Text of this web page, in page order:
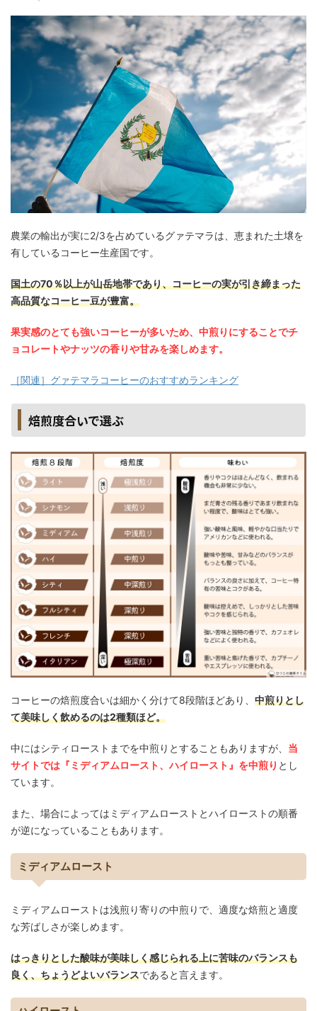
農業の輸出が実に2/3を占めているグァテマラは、恵まれた土壌を
有しているコーヒー生産国です。
国土の70％以上が山岳地帯であり、コーヒーの実が引き締まった
高品質なコーヒー豆が豊富。
果実感のとても強いコーヒーが多いため、中煎りにすることでチ
ョコレートやナッツの香りや甘みを楽しめます。
［関連］グァテマラコーヒーのおすすめランキング
焙煎度合いで選ぶ
コーヒーの焙煎度合いは細かく分けて8段階ほどあり、 中煎りとし
て美味しく飲めるのは2種類ほど。
中にはシティローストまでを中煎りとすることもありますが、 当
サイトでは『ミディアムロースト、ハイロースト』を中煎り とし
ています。
また、場合によってはミディアムローストとハイローストの順番
が逆になっていることもあります。
ミディアムロースト
ミディアムローストは浅煎り寄りの中煎りで、適度な焙煎と適度
な芳ばしさが楽しめます。
はっきりとした酸味が美味しく感じられる上に苦味のバランスも
良く、ちょうどよいバランスであると言えます。